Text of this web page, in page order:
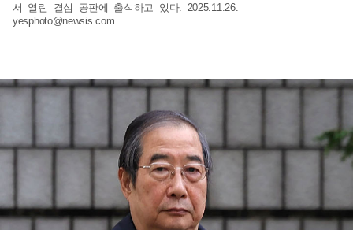
서 열린 결심 공판에 출석하고 있다. 2025.11.26.
yesphoto@newsis.com